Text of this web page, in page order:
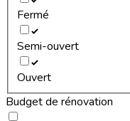
Fermé
Semi-ouvert
Ouvert
Budget de rénovation